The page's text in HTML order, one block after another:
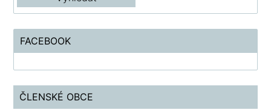
FACEBOOK
ČLENSKÉ OBCE